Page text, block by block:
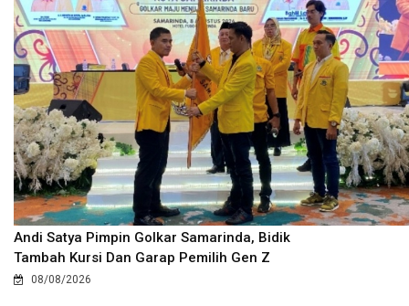
Andi Satya Pimpin Golkar Samarinda, Bidik
Tambah Kursi Dan Garap Pemilih Gen Z
08/08/2026